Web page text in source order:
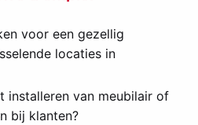
voor een gezellig
locaties in
installeren van meubilair of
bij klanten?